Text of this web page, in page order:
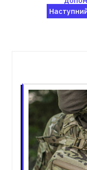
записів